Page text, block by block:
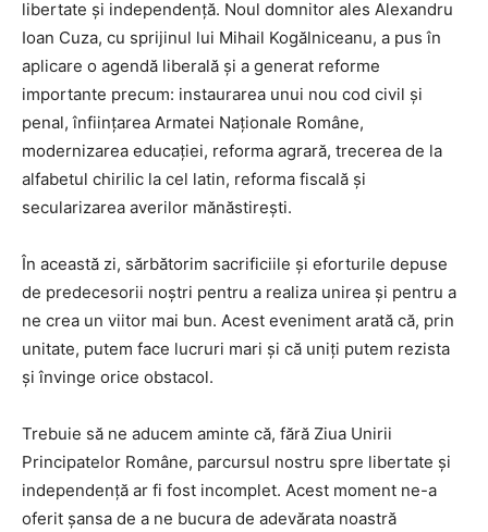
libertate și independență. Noul domnitor ales Alexandru
Ioan Cuza, cu sprijinul lui Mihail Kogălniceanu, a pus în
aplicare o agendă liberală și a generat reforme
importante precum: instaurarea unui nou cod civil și
penal, înființarea Armatei Naționale Române,
modernizarea educației, reforma agrară, trecerea de la
alfabetul chirilic la cel latin, reforma fiscală și
secularizarea averilor mănăstirești.
În această zi, sărbătorim sacrificiile și eforturile depuse
de predecesorii noștri pentru a realiza unirea și pentru a
ne crea un viitor mai bun. Acest eveniment arată că, prin
unitate, putem face lucruri mari și că uniți putem rezista
și învinge orice obstacol.
Trebuie să ne aducem aminte că, fără Ziua Unirii
Principatelor Române, parcursul nostru spre libertate și
independență ar fi fost incomplet. Acest moment ne-a
oferit șansa de a ne bucura de adevărata noastră